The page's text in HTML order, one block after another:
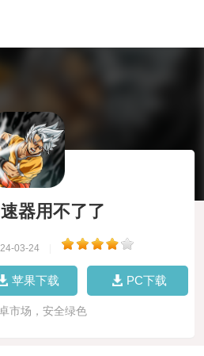
器用不了了
03-24
苹果下载 PC下载
市场，安全绿色